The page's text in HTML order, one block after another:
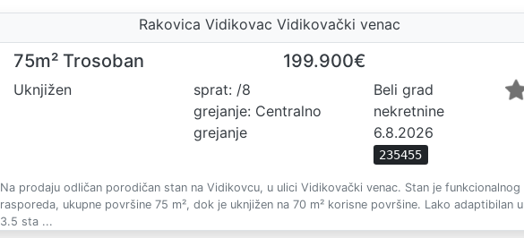
Rakovica Vidikovac Vidikovački venac
75m² Trosoban 199.900€
Uknjižen
sprat: /8
grejanje: Centralno
grejanje
Beli grad
nekretnine
6.8.2026
235455
Na prodaju odličan porodičan stan na Vidikovcu, u ulici Vidikovački venac. Stan je funkcionalnog
rasporeda, ukupne površine 75 m², dok je uknjižen na 70 m² korisne površine. Lako adaptibilan u
3.5 sta ...